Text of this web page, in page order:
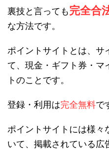
裏技と言っても完全合
な方法です。
ポイントサイトとは、サ
て、現金・ギフト券・マ
トのことです。
登録・利用は完全無料で
ポイントサイトには様々
いて、掲載されている広